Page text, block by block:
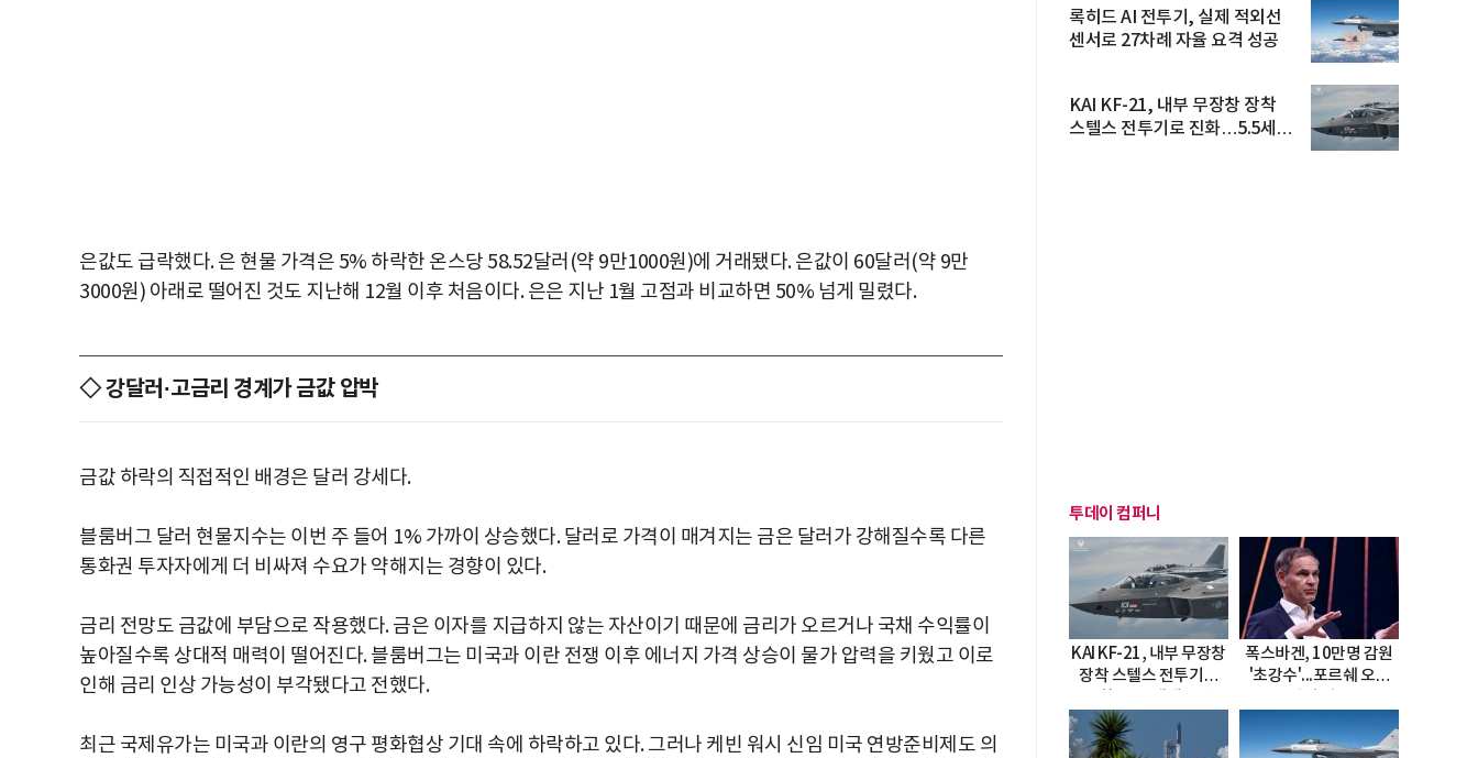
은값도 급락했다. 은 현물 가격은 5% 하락한 온스당 58.52달러(약 9만1000원)에 거래됐다. 은값이 60달러(약 9만
3000원) 아래로 떨어진 것도 지난해 12월 이후 처음이다. 은은 지난 1월 고점과 비교하면 50% 넘게 밀렸다.
◇ 강달러·고금리 경계가 금값 압박
금값 하락의 직접적인 배경은 달러 강세다.
블룸버그 달러 현물지수는 이번 주 들어 1% 가까이 상승했다. 달러로 가격이 매겨지는 금은 달러가 강해질수록 다른
통화권 투자자에게 더 비싸져 수요가 약해지는 경향이 있다.
금리 전망도 금값에 부담으로 작용했다. 금은 이자를 지급하지 않는 자산이기 때문에 금리가 오르거나 국채 수익률이
높아질수록 상대적 매력이 떨어진다. 블룸버그는 미국과 이란 전쟁 이후 에너지 가격 상승이 물가 압력을 키웠고 이로
인해 금리 인상 가능성이 부각됐다고 전했다.
최근 국제유가는 미국과 이란의 영구 평화협상 기대 속에 하락하고 있다. 그러나 케빈 워시 신임 미국 연방준비제도 의
록히드 AI 전투기, 실제 적외선
센서로 27차례 자율 요격 성공
KAI KF-21, 내부 무장창 장착
스텔스 전투기로 진화…5.5세대
투데이 컴퍼니
KAI KF-21, 내부 무장창
장착 스텔스 전투기로
폭스바겐, 10만명 감원
'초강수'...포르쉐 오너